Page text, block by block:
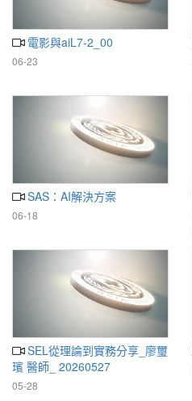
電影與aiL7-2_00
06-23
SAS：AI解決方案
06-18
SEL從理論到實務分享_廖璽
璸 醫師_ 20260527
05-28